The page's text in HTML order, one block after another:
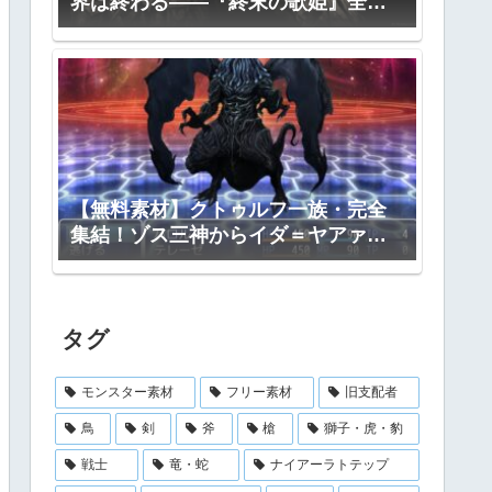
ロット公開
【無料素材】クトゥルフ一族・完全
集結！ゾス三神からイダ＝ヤアァ、
インスマス面まで網羅｜RPGツクー
タグ
モンスター素材 フリー素材 旧支配者
鳥 剣 斧 槍 獅子・虎・豹
戦士 竜・蛇 ナイアーラトテップ